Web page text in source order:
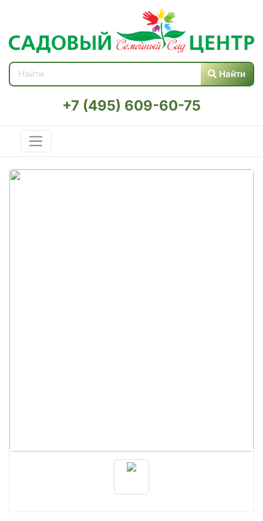
Найти
+7 (495) 609-60-75